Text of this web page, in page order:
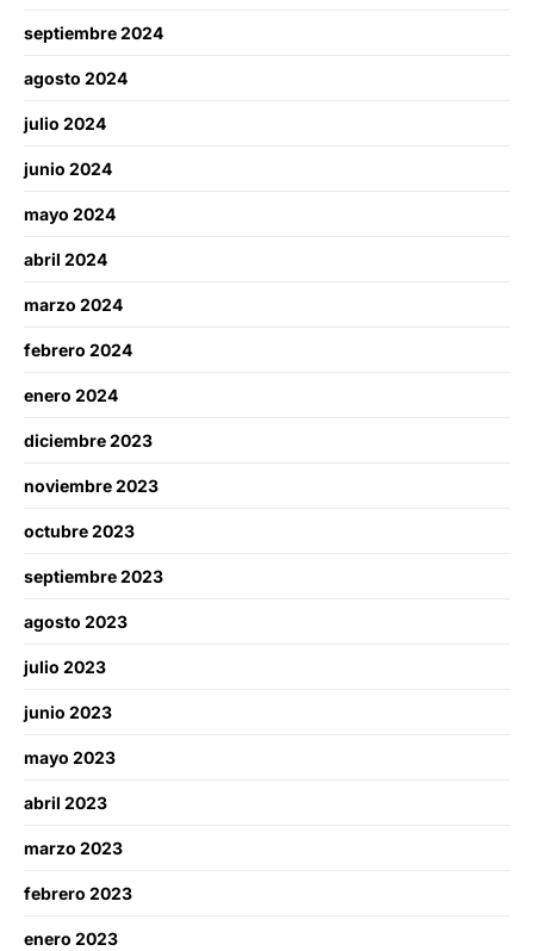
septiembre 2024
agosto 2024
julio 2024
junio 2024
mayo 2024
abril 2024
marzo 2024
febrero 2024
enero 2024
diciembre 2023
noviembre 2023
octubre 2023
septiembre 2023
agosto 2023
julio 2023
junio 2023
mayo 2023
abril 2023
marzo 2023
febrero 2023
enero 2023